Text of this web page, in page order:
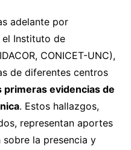
adelante por
el Instituto de
CONICET-UNC),
de diferentes centros
primeras evidencias de
. Estos hallazgos,
representan aportes
la presencia y